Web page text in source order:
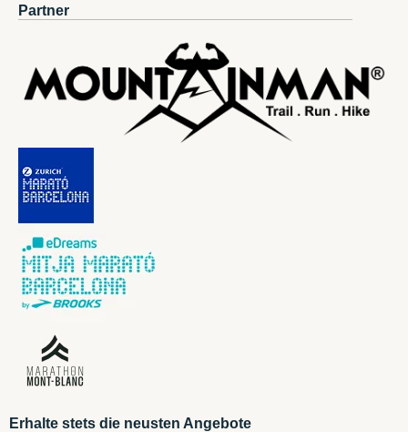
Partner
Erhalte stets die neusten Angebote